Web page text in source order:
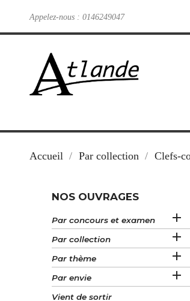
Appelez-nous : 0146249047
Accueil Par collection Clefs-
NOS OUVRAGES
Par concours et examen 
Par collection 
Par thème 
Par envie 
Vient de sortir